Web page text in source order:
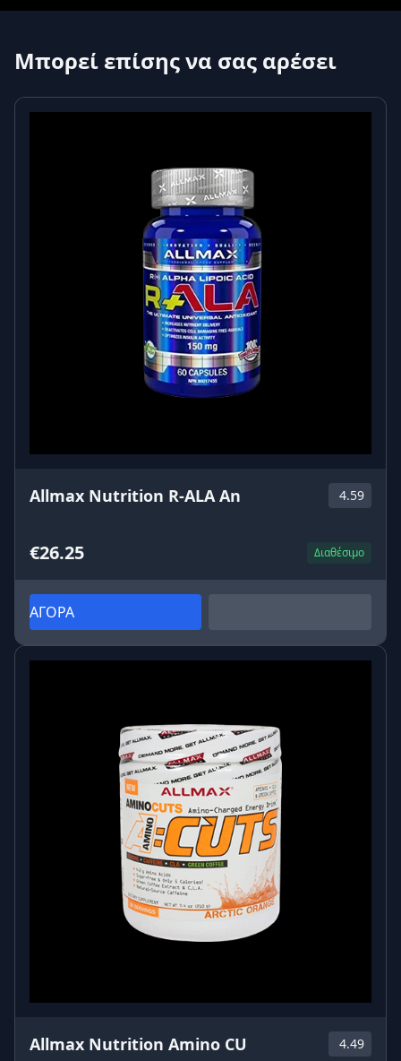
Μπορεί επίσης να σας αρέσει
Allmax Nutrition R-ALA An 4.59
€26.25 Διαθέσιμο
ΑΓΟΡΑ
Allmax Nutrition Amino CU 4.49